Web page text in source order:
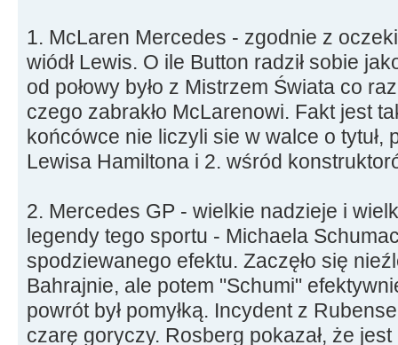
1. McLaren Mercedes - zgodnie z
wiódł Lewis. O ile Button radził sobie
od połowy było z Mistrzem Świata co
czego zabrakło McLarenowi. Fakt jest
końcówce nie liczyli sie w walce o tytuł,
Lewisa Hamiltona i 2. wśród
2. Mercedes GP - wielkie nadzieje i
legendy tego sportu - Michaela
spodziewanego efektu. Zaczęło się
Bahrajnie, ale potem "Schumi"
powrót był pomyłką. Incydent z
czarę goryczy. Rosberg pokazał, że